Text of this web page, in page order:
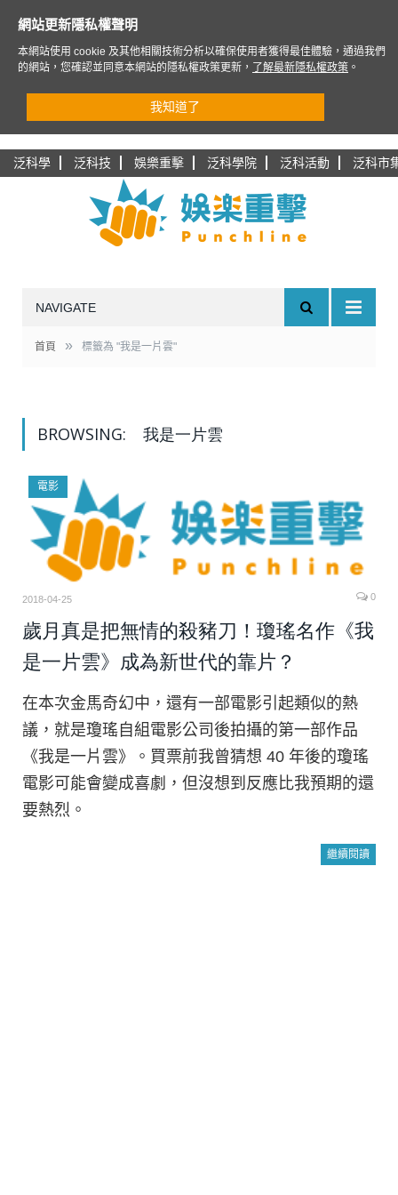
泛科學 泛科技 娛樂重擊 泛科學院 泛科活動 泛科市
NAVIGATE
首頁 » 標籤為 "我是一片雲"
BROWSING: 我是一片雲
電影
2018-04-25 0
歲月真是把無情的殺豬刀！瓊瑤名作《我
是一片雲》成為新世代的靠片？
在本次金馬奇幻中，還有一部電影引起類似的熱
議，就是瓊瑤自組電影公司後拍攝的第一部作品
《我是一片雲》。買票前我曾猜想 40 年後的瓊瑤
電影可能會變成喜劇，但沒想到反應比我預期的還
要熱烈。
繼續閱讀
網站更新隱私權聲明
本網站使用 cookie 及其他相關技術分析以確保使用者獲得最佳體驗，通過我們
的網站，您確認並同意本網站的隱私權政策更新，
了解最新隱私權政策 。
我知道了